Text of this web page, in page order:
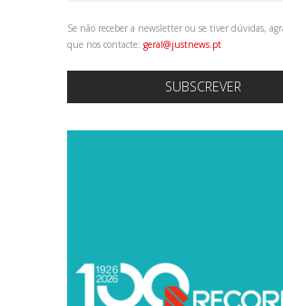
Se não receber a newsletter ou se tiver dúvidas,
que nos contacte: geral@justnews.pt
SUBSCREVER